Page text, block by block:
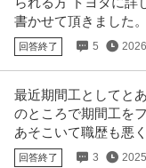
書かせて頂きました
回答終了 5
最近期間工としてと
のところで期間工を
あそこいて職歴も悪
回答終了 3